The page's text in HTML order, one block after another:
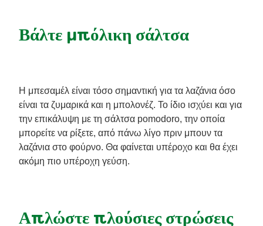
Βάλτε μπόλικη σάλτσα
Η μπεσαμέλ είναι τόσο σημαντική για τα λαζάνια όσο
είναι τα ζυμαρικά και η μπολονέζ. Το ίδιο ισχύει και για
την επικάλυψη με τη σάλτσα pomodoro, την οποία
μπορείτε να ρίξετε, από πάνω λίγο πριν μπουν τα
λαζάνια στο φούρνο. Θα φαίνεται υπέροχο και θα έχει
ακόμη πιο υπέροχη γεύση.
Απλώστε πλούσιες στρώσεις